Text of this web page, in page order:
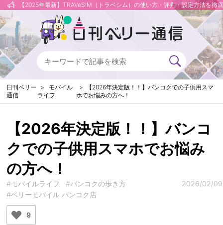
【2025年最新】TRAVeSIM（トラベシム）の使い方・評判・設定方法を徹
日刊ベリー
通信
モバイル
ライフ
【2026年決定版！！】バンコクでの子供用スマ
ホでお悩みの方へ！
【2026年決定版！！】バンコ
クでの子供用スマホでお悩み
の方へ！
#モバイルライフ
#バンコクの歩き方
#ベリーモバイル バンコク店
2026/02/09
9